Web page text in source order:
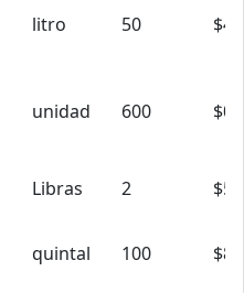
litro 50
unidad 600
Libras 2
quintal 100